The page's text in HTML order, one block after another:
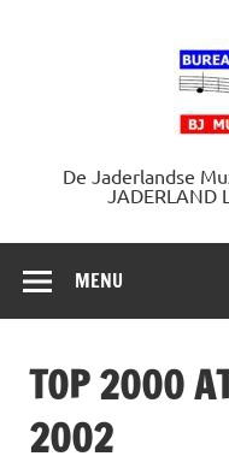
De Jaderlandse
JADERLAND
MENU
TOP 2000
2002